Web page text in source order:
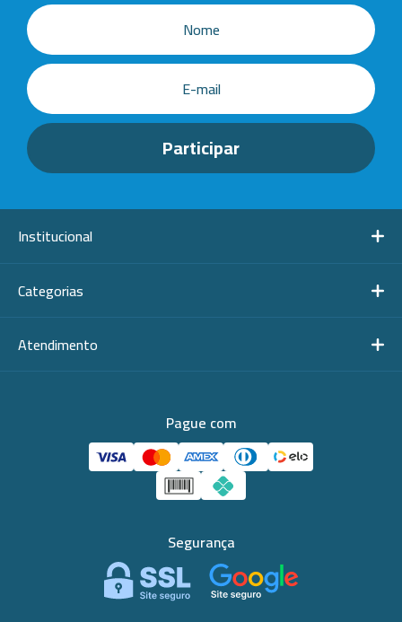
Institucional
Categorias
Atendimento
Pague com
Segurança